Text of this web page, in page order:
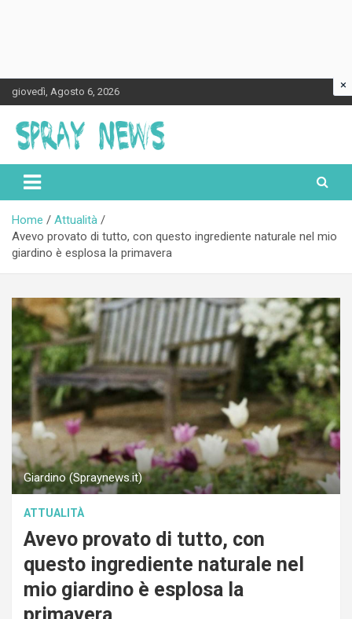
Skip
to
content
giovedì, Agosto 6, 2026
Spraynews.it
Home
Attualità
Avevo provato di tutto, con questo ingrediente naturale nel mio
giardino è esplosa la primavera
Giardino (Spraynews.it)
ATTUALITÀ
Avevo provato di tutto, con
questo ingrediente naturale nel
mio giardino è esplosa la
×